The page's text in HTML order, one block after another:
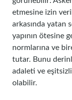
etmesine izin
arkasında yatan
yapının ötesine
normlarına ve
tutar. Bunu
adaleti ve
olabilir.